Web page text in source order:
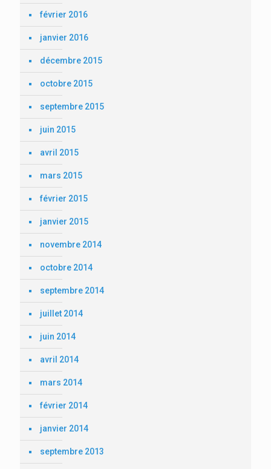
février 2016
janvier 2016
décembre 2015
octobre 2015
septembre 2015
juin 2015
avril 2015
mars 2015
février 2015
janvier 2015
novembre 2014
octobre 2014
septembre 2014
juillet 2014
juin 2014
avril 2014
mars 2014
février 2014
janvier 2014
septembre 2013